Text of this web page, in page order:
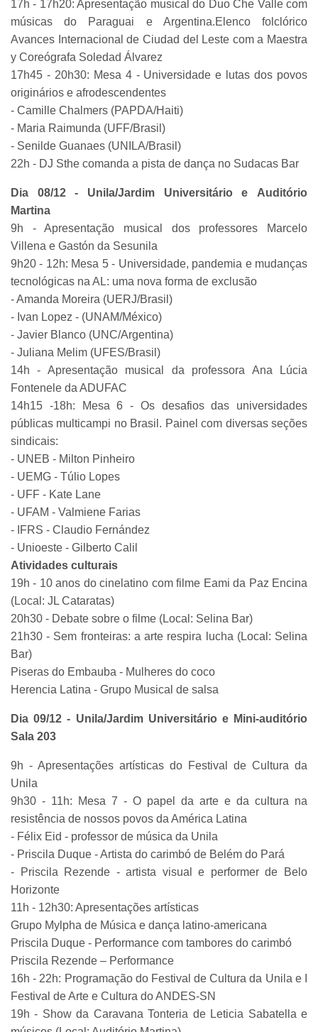
17h - 17h20: Apresentação musical do Duo Che Valle com
músicas do Paraguai e Argentina.Elenco folclórico
Avances Internacional de Ciudad del Leste com a Maestra
y Coreógrafa Soledad Álvarez
17h45 - 20h30: Mesa 4 - Universidade e lutas dos povos
originários e afrodescendentes
- Camille Chalmers (PAPDA/Haiti)
- Maria Raimunda (UFF/Brasil)
- Senilde Guanaes (UNILA/Brasil)
22h - DJ Sthe comanda a pista de dança no Sudacas Bar
Dia 08/12 - Unila/Jardim Universitário e Auditório
Martina
9h - Apresentação musical dos professores Marcelo
Villena e Gastón da Sesunila
9h20 - 12h: Mesa 5 - Universidade, pandemia e mudanças
tecnológicas na AL: uma nova forma de exclusão
- Amanda Moreira (UERJ/Brasil)
- Ivan Lopez - (UNAM/México)
- Javier Blanco (UNC/Argentina)
- Juliana Melim (UFES/Brasil)
14h - Apresentação musical da professora Ana Lúcia
Fontenele da ADUFAC
14h15 -18h: Mesa 6 - Os desafios das universidades
públicas multicampi no Brasil. Painel com diversas seções
sindicais:
- UNEB - Milton Pinheiro
- UEMG - Túlio Lopes
- UFF - Kate Lane
- UFAM - Valmiene Farias
- IFRS - Claudio Fernández
- Unioeste - Gilberto Calil
Atividades culturais
19h - 10 anos do cinelatino com filme Eami da Paz Encina
(Local: JL Cataratas)
20h30 - Debate sobre o filme (Local: Selina Bar)
21h30 - Sem fronteiras: a arte respira lucha (Local: Selina
Bar)
Piseras do Embauba - Mulheres do coco
Herencia Latina - Grupo Musical de salsa
Dia 09/12 - Unila/Jardim Universitário e Mini-auditório
Sala 203
9h - Apresentações artísticas do Festival de Cultura da
Unila
9h30 - 11h: Mesa 7 - O papel da arte e da cultura na
resistência de nossos povos da América Latina
- Félix Eid - professor de música da Unila
- Priscila Duque - Artista do carimbó de Belém do Pará
- Priscila Rezende - artista visual e performer de Belo
Horizonte
11h - 12h30: Apresentações artísticas
Grupo Mylpha de Música e dança latino-americana
Priscila Duque - Performance com tambores do carimbó
Priscila Rezende – Performance
16h - 22h: Programação do Festival de Cultura da Unila e I
Festival de Arte e Cultura do ANDES-SN
19h - Show da Caravana Tonteria de Leticia Sabatella e